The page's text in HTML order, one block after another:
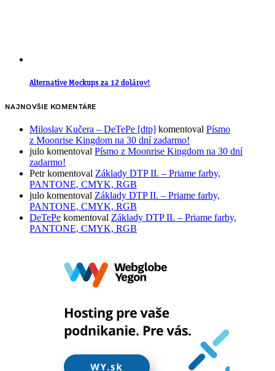
Alternative Mockups za 12 dolárov!
NAJNOVŠIE KOMENTÁRE
Miloslav Kučera – DeTePe [dtp] komentoval Písmo
z Moonrise Kingdom na 30 dní zadarmo!
julo komentoval Písmo z Moonrise Kingdom na 30 dní
zadarmo!
Petrkomentoval Základy DTP II. – Priame farby,
PANTONE, CMYK, RGB
julo komentoval Základy DTP II. – Priame farby,
PANTONE, CMYK, RGB
DeTePe komentoval Základy DTP II. – Priame farby,
PANTONE, CMYK, RGB